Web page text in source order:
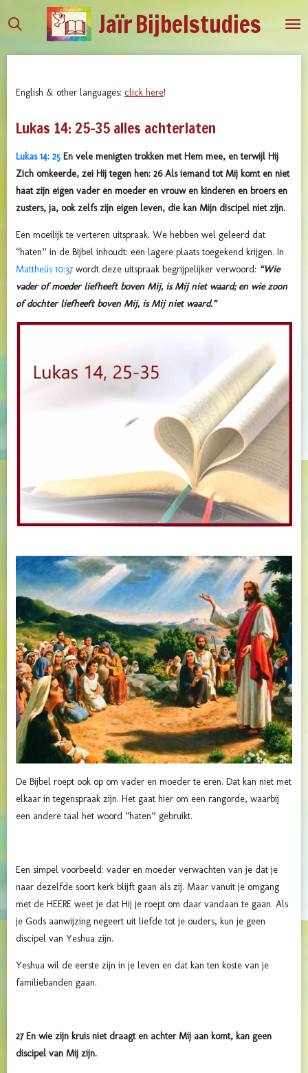
direct
JaïrBijbelstudies
English & other languages: click here!
Lukas 14: 25-35 alles achterlaten
Lukas 14: 25 En vele menigten trokken met Hem mee, en terwijl Hij
Zich omkeerde, zei Hij tegen hen: 26 Als iemand tot Mij komt en niet
haat zijn eigen vader en moeder en vrouw en kinderen en broers en
zusters, ja, ook zelfs zijn eigen leven, die kan Mijn discipel niet zijn.
Een moeilijk te verteren uitspraak. We hebben wel geleerd dat
“haten” in de Bijbel inhoudt: een lagere plaats toegekend krijgen. In
Mattheüs 10:37 wordt deze uitspraak begrijpelijker verwoord: “Wie
vader of moeder liefheeft boven Mij, is Mij niet waard; en wie zoon
of dochter liefheeft boven Mij, is Mij niet waard.”
De Bijbel roept ook op om vader en moeder te eren. Dat kan niet met
elkaar in tegenspraak zijn. Het gaat hier om een rangorde, waarbij
een andere taal het woord “haten” gebruikt.
Een simpel voorbeeld: vader en moeder verwachten van je dat je
naar dezelfde soort kerk blijft gaan als zij. Maar vanuit je omgang
met de HEERE weet je dat Hij je roept om daar vandaan te gaan. Als
je Gods aanwijzing negeert uit liefde tot je ouders, kun je geen
discipel van Yeshua zijn.
Yeshua wil de eerste zijn in je leven en dat kan ten koste van je
familiebanden gaan.
27 En wie zijn kruis niet draagt en achter Mij aan komt, kan geen
discipel van Mij zijn.